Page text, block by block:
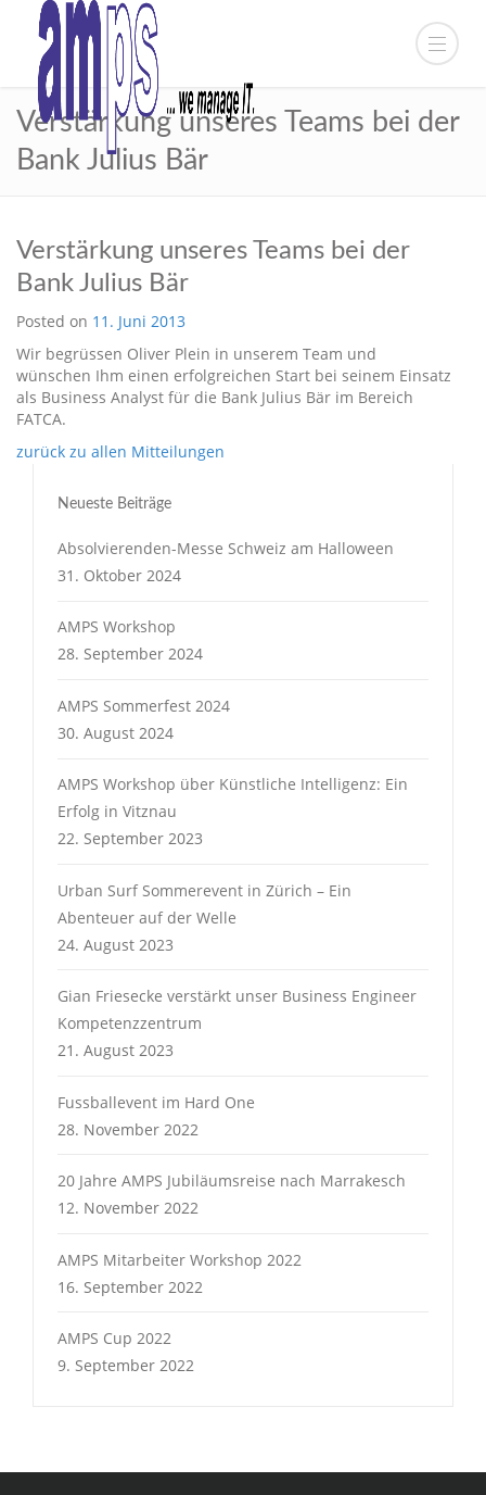
Verstärkung unseres Teams bei der
Bank Julius Bär
Verstärkung unseres Teams bei der
Bank Julius Bär
Posted on 11. Juni 2013
Wir begrüssen Oliver Plein in unserem Team und
wünschen Ihm einen erfolgreichen Start bei seinem Einsatz
als Business Analyst für die Bank Julius Bär im Bereich
FATCA.
zurück zu allen Mitteilungen
Neueste Beiträge
Absolvierenden-Messe Schweiz am Halloween
31. Oktober 2024
AMPS Workshop
28. September 2024
AMPS Sommerfest 2024
30. August 2024
AMPS Workshop über Künstliche Intelligenz: Ein
Erfolg in Vitznau
22. September 2023
Urban Surf Sommerevent in Zürich – Ein
Abenteuer auf der Welle
24. August 2023
Gian Friesecke verstärkt unser Business Engineer
Kompetenzzentrum
21. August 2023
Fussballevent im Hard One
28. November 2022
20 Jahre AMPS Jubiläumsreise nach Marrakesch
12. November 2022
AMPS Mitarbeiter Workshop 2022
16. September 2022
AMPS Cup 2022
9. September 2022